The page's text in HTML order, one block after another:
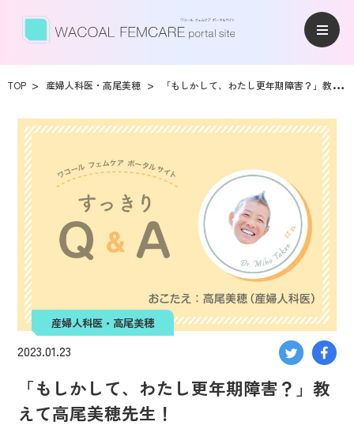
TOP 産婦人科医・高尾美穂 「もしかして、わたし更年期障害？」教えて高尾美穂先生！
産婦人科医・高尾美穂
2023.01.23
「もしかして、わたし更年期障害？」教
えて高尾美穂先生！